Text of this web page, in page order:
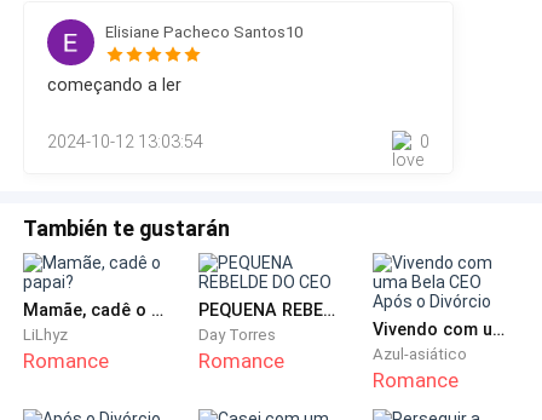
sobre as costas e logo em seguida olhei para o gatinho que
estava brincando com Gael ela estava sentada mas
Elisiane Pacheco Santos10
começando a ler
2024-10-12 13:03:54 0
También te gustarán
Mamãe, cadê o papai?
LiLhyz
Romance
PEQUENA REBELDE DO CEO
Day Torres
Romance
Vivendo com uma Bela CEO Após o Divórcio
Azul-asiático
Romance